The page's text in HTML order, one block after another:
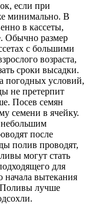
если при
минимально. В
в кассеты,
Обычно размер
с большими
возраста,
сроки высадки.
погодных условий,
не претерпит
Посев семян
семени в ячейку.
небольшим
после
полив проводят,
могут стать
для
начала вытекания
Поливы лучше